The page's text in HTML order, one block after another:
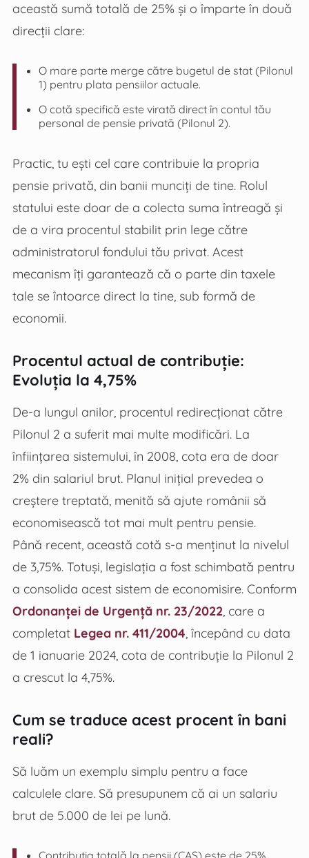
această sumă totală de 25% și o împarte în două
direcții clare:
O mare parte merge către bugetul de stat (Pilonul
1) pentru plata pensiilor actuale.
O cotă specifică este virată direct în contul tău
personal de pensie privată (Pilonul 2).
Practic, tu ești cel care contribuie la propria
pensie privată, din banii munciți de tine. Rolul
statului este doar de a colecta suma întreagă și
de a vira procentul stabilit prin lege către
administratorul fondului tău privat. Acest
mecanism îți garantează că o parte din taxele
tale se întoarce direct la tine, sub formă de
economii.
Procentul actual de contribuție:
Evoluția la 4,75%
De-a lungul anilor, procentul redirecționat către
Pilonul 2 a suferit mai multe modificări. La
înființarea sistemului, în 2008, cota era de doar
2% din salariul brut. Planul inițial prevedea o
creștere treptată, menită să ajute românii să
economisească tot mai mult pentru pensie.
Până recent, această cotă s-a menținut la nivelul
de 3,75%. Totuși, legislația a fost schimbată pentru
a consolida acest sistem de economisire. Conform
Ordonanței de Urgență nr. 23/2022 , care a
completat Legea nr. 411/2004 , începând cu data
de 1 ianuarie 2024, cota de contribuție la Pilonul 2
a crescut la 4,75%.
Cum se traduce acest procent în bani
reali?
Să luăm un exemplu simplu pentru a face
calculele clare. Să presupunem că ai un salariu
brut de 5.000 de lei pe lună.